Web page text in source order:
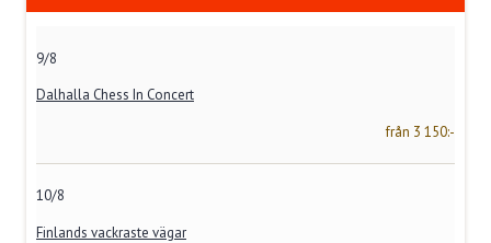
9/8
Dalhalla Chess In Concert
från 3 150:-
10/8
Finlands vackraste vägar